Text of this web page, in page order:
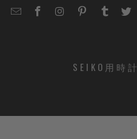
EMAILSTRAPCODE
STRAPCODE
SEIKO用時